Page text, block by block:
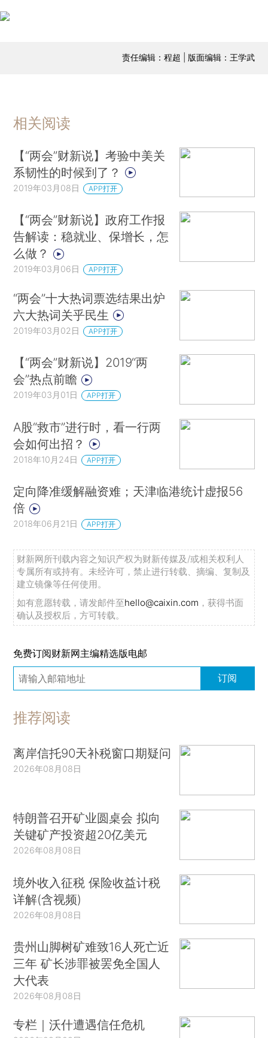
责任编辑：程超 | 版面编辑：王学武
相关阅读
【“两会”财新说】考验中美关
系韧性的时候到了？
2019年03月08日 APP打开
【“两会”财新说】政府工作报
告解读：稳就业、保增长，怎
么做？
2019年03月06日 APP打开
“两会”十大热词票选结果出炉
六大热词关乎民生
2019年03月02日 APP打开
【“两会”财新说】2019“两
会”热点前瞻
2019年03月01日 APP打开
A股“救市”进行时，看一行两
会如何出招？
2018年10月24日 APP打开
定向降准缓解融资难；天津临港统计虚报56
倍
2018年06月21日 APP打开
财新网所刊载内容之知识产权为财新传媒及/或相关权利人
专属所有或持有。未经许可，禁止进行转载、摘编、复制及
建立镜像等任何使用。
如有意愿转载，请发邮件至hello@caixin.com ，获得书面
确认及授权后，方可转载。
免费订阅财新网主编精选版电邮
订阅
推荐阅读
离岸信托90天补税窗口期疑问
2026年08月08日
特朗普召开矿业圆桌会 拟向
关键矿产投资超20亿美元
2026年08月08日
境外收入征税 保险收益计税
详解(含视频)
2026年08月08日
贵州山脚树矿难致16人死亡近
三年 矿长涉罪被罢免全国人
大代表
2026年08月08日
专栏｜沃什遭遇信任危机